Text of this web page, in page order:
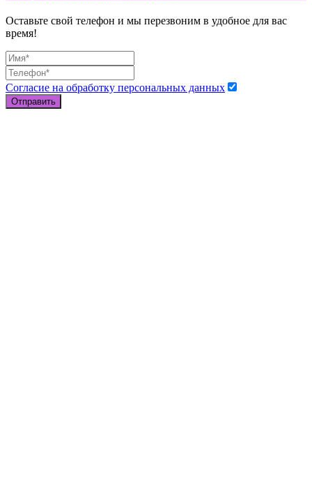
Оставьте свой телефон и мы перезвоним в удобное для вас
время!
Согласие на обработку персональных данных
Отправить